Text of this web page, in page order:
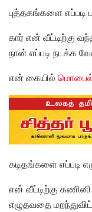
புத்தகங்களை
கார் என் வீட்டிற்கு
நான் எப்படி நடக்க
என் கையில்
கடிதங்களை எப்படி
என் வீட்டிற்கு
எழுதவதை